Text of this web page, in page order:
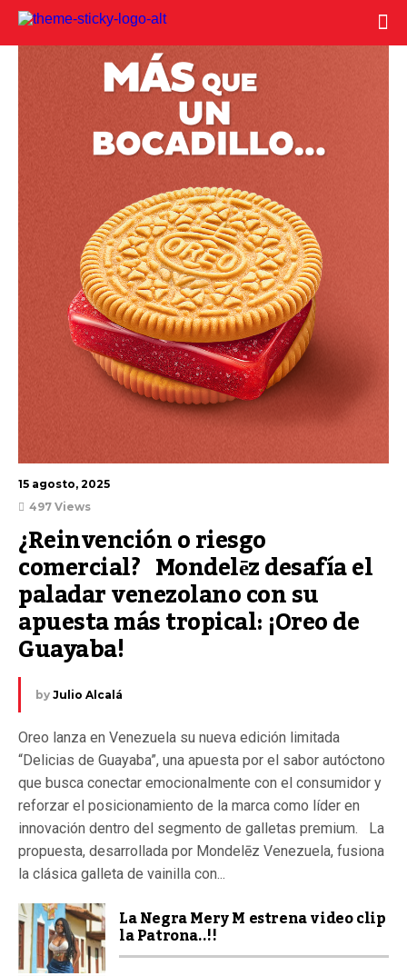
15 agosto, 2025
497 Views
¿Reinvención o riesgo
comercial?   Mondelēz desafía el
paladar venezolano con su
apuesta más tropical: ¡Oreo de
Guayaba!
by Julio Alcalá
Oreo lanza en Venezuela su nueva edición limitada
“Delicias de Guayaba”, una apuesta por el sabor autóctono
que busca conectar emocionalmente con el consumidor y
reforzar el posicionamiento de la marca como líder en
innovación dentro del segmento de galletas premium. La
propuesta, desarrollada por Mondelēz Venezuela, fusiona
la clásica galleta de vainilla con...
La Negra Mery M estrena video clip
la Patrona..!!